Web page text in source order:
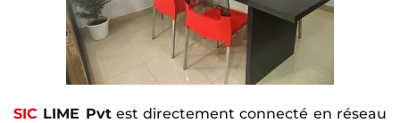
SIC LIME Pvtest directement connecté en réseau